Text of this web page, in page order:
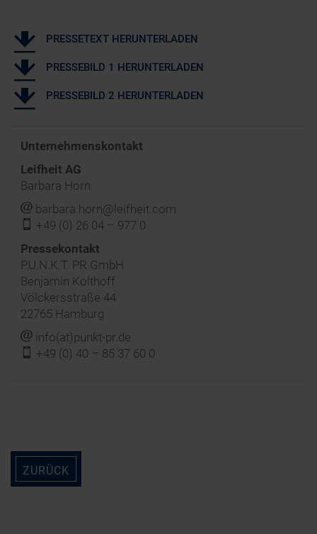
PRESSETEXT HERUNTERLADEN
PRESSEBILD 1 HERUNTERLADEN
PRESSEBILD 2 HERUNTERLADEN
Unternehmenskontakt
Leifheit AG
Barbara Horn
j barbara.horn@leifheit.com
f +49 (0) 26 04 – 977 0
‍Pressekontakt
P.U.N.K.T. PR GmbH
Benjamin Kolthoff
Völckersstraße 44
22765 Hamburg
j info(at)punkt-pr.de
f +49 (0) 40 – 85 37 60 0
ZURÜCK